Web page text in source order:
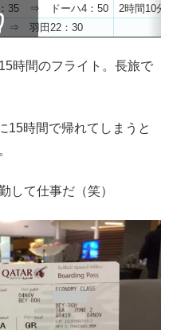
：35 ⇒ ドーハ4：50
2時間10分
⇒ 羽田22：30
時間のフライト。長旅で
15時間で帰れてしまうと
して仕事だ（笑）